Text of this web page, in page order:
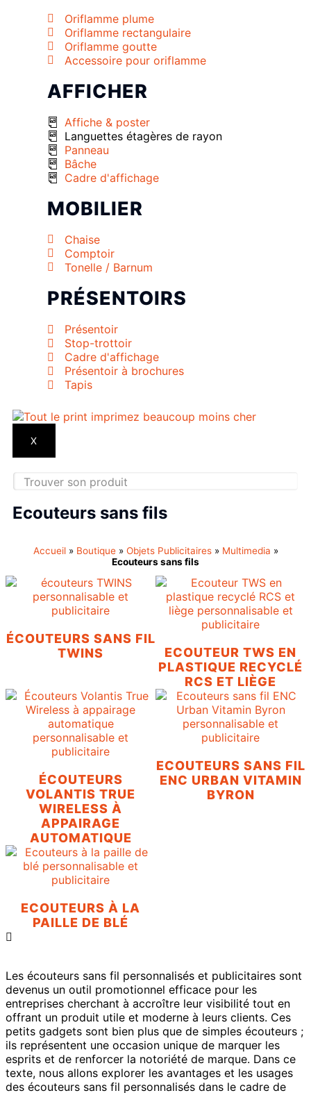
Oriflamme plume
Oriflamme rectangulaire
Oriflamme goutte
Accessoire pour oriflamme
AFFICHER
Affiche & poster
Languettes étagères de rayon
Panneau
Bâche
Cadre d'affichage
MOBILIER
Chaise
Comptoir
Tonelle / Barnum
PRÉSENTOIRS
Présentoir
Stop-trottoir
Cadre d'affichage
Présentoir à brochures
Tapis
X
Ecouteurs sans fils
Accueil» Boutique» Objets Publicitaires» Multimedia »
Ecouteurs sans fils
ÉCOUTEURS SANS FIL
TWINS
ECOUTEUR TWS EN
PLASTIQUE RECYCLÉ
RCS ET LIÈGE
ÉCOUTEURS
VOLANTIS TRUE
WIRELESS À
APPAIRAGE
AUTOMATIQUE
ECOUTEURS SANS FIL
ENC URBAN VITAMIN
BYRON
ECOUTEURS À LA
PAILLE DE BLÉ
Les écouteurs sans fil personnalisés et publicitaires sont
devenus un outil promotionnel efficace pour les
entreprises cherchant à accroître leur visibilité tout en
offrant un produit utile et moderne à leurs clients. Ces
petits gadgets sont bien plus que de simples écouteurs ;
ils représentent une occasion unique de marquer les
esprits et de renforcer la notoriété de marque. Dans ce
texte, nous allons explorer les avantages et les usages
des écouteurs sans fil personnalisés dans le cadre de